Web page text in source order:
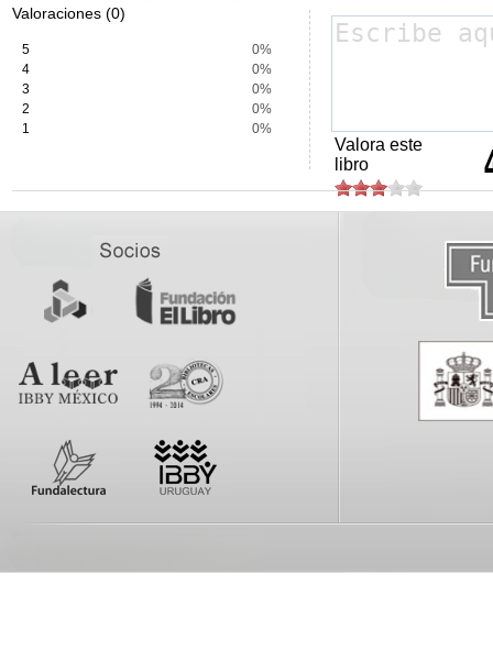
Valoraciones (0)
5
0%
4
0%
3
0%
2
0%
1
0%
Valora este
libro